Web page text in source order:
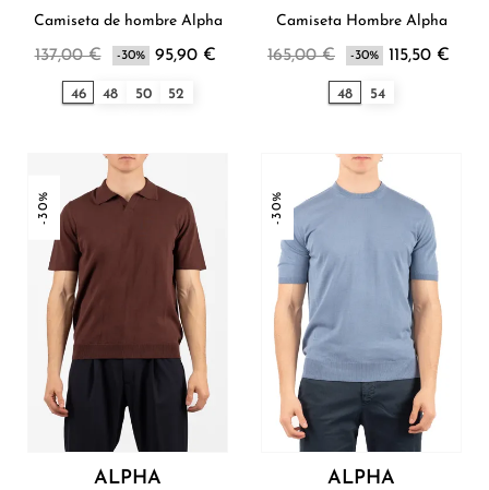
Camiseta de hombre Alpha
137,00 € -30% 95,90 €
46 48 50 52
Camiseta Hombre Alpha
165,00 € -30% 115,50 €
48 54
-30%
ALPHA
-30%
ALPHA